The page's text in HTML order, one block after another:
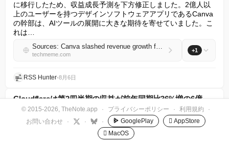
に移行したため、収益成長予測を下方修正しました。2億人以
上のユーザーを持つデザインソフトウェアアプリであるCanva
の幹部は、AIツールの展開に大きな期待を寄せていました。こ
れは…
Sources: Canva slashed revenue growth forecast as heavy use of new AI features drove up costs and slowed their rollout, while more Canva users turned to ChatGPT (The Information)
techmeme.com
+1
RSS Hunter•8月6日
Cloudflareは第2四半期の収益が前年同期比36%増の6億
9610万ドルとなり、6億6500万ドルの推定を上回り、第3四
半期の収益は推定を上回ると予測しています。NETは時間
外取引で17%以上急騰しました（Angela
Palumbo/Barron's Online）。
© 2015-2026, TheNote.app · プライバシーポリシー · 利用規約
·
お問い合わせ
· · · GooglePlay
 AppStore
 MacOS